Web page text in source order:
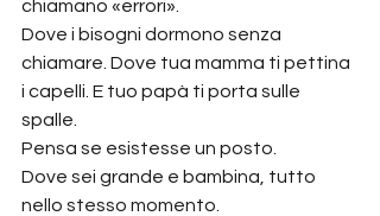
chiamano «errori».
Dove i bisogni dormono senza
chiamare. Dove tua mamma ti pettina
i capelli. E tuo papà ti porta sulle
spalle.
Pensa se esistesse un posto.
Dove sei grande e bambina, tutto
nello stesso momento.